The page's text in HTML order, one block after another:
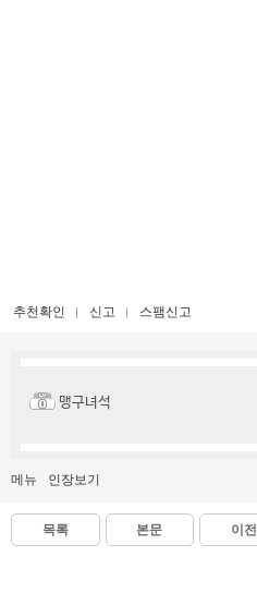
추천확인 신고 스팸신고
맹구녀석
메뉴 인장보기
목록 본문 이전